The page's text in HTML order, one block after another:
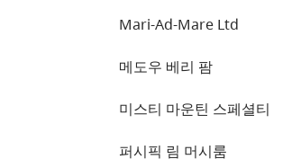
Mari-Ad-Mare Ltd
메도우 베리 팜
미스티 마운틴 스페셜티
퍼시픽 림 머시룸